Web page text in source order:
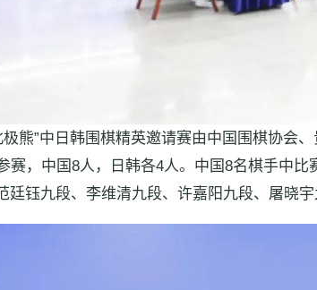
极熊”中日韩围棋精英邀请赛由中国围棋协会
赛，中国8人，日韩各4人。中国8名棋手中
廷钰九段、李维清九段、许嘉阳九段、屠晓宇